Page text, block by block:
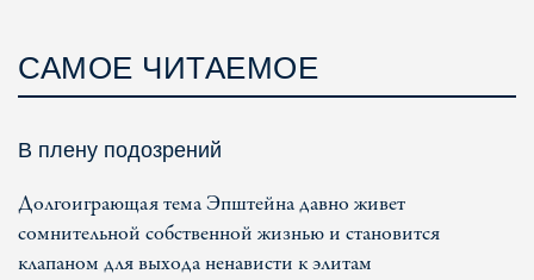
САМОЕ ЧИТАЕМОЕ
В плену подозрений
Долгоиграющая тема Эпштейна давно живет
сомнительной собственной жизнью и становится
клапаном для выхода ненависти к элитам